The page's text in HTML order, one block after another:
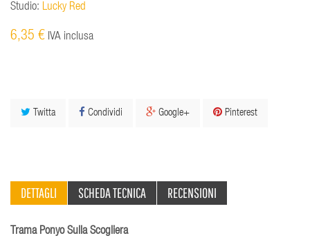
Studio: Lucky Red
6,35 € IVA inclusa
Twitta Condividi Google+ Pinterest
DETTAGLI SCHEDA TECNICA RECENSIONI
Trama Ponyo Sulla Scogliera